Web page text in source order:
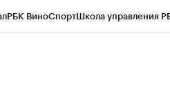
РБК ВиноСпортШкола управления